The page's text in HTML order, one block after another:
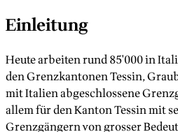
Einleitung
Heute arbeiten rund 85'000 in
den Grenzkantonen Tessin,
mit Italien abgeschlossene
allem für den Kanton Tessin mit
Grenzgängern von grosser